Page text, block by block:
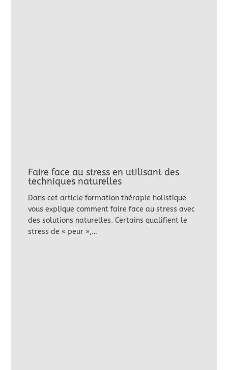
Faire face au stress en utilisant des
techniques naturelles
Dans cet article formation thérapie holistique
vous explique comment faire face au stress avec
des solutions naturelles. Certains qualifient le
stress de « peur »,…